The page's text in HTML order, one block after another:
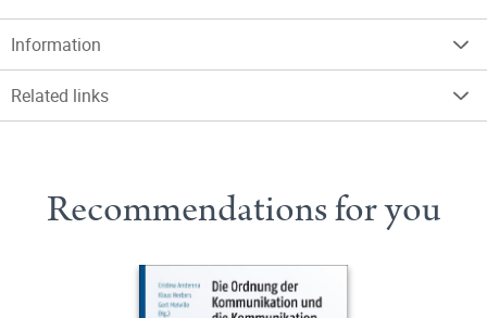
Information
Related links
Recommendations for you